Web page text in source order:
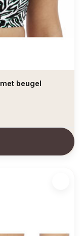
beugel